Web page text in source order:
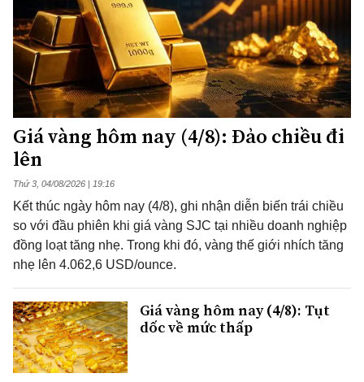
Giá vàng hôm nay (4/8): Đảo chiều đi
lên
Thứ 3, 04/08/2026 | 19:16
Kết thúc ngày hôm nay (4/8), ghi nhận diễn biến trái chiều
so với đầu phiên khi giá vàng SJC tại nhiều doanh nghiệp
đồng loạt tăng nhẹ. Trong khi đó, vàng thế giới nhích tăng
nhẹ lên 4.062,6 USD/ounce.
Giá vàng hôm nay (4/8): Tụt
dốc về mức thấp